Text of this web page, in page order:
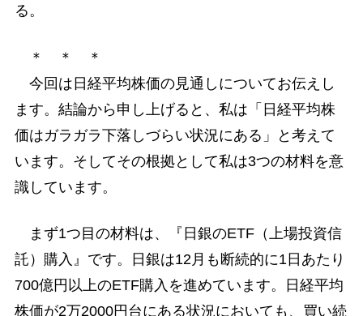
る。
＊ ＊ ＊
今回は日経平均株価の見通しについてお伝えし
ます。結論から申し上げると、私は「日経平均株
価はガラガラ下落しづらい状況にある」と考えて
います。そしてその根拠として私は3つの材料を意
識しています。
まず1つ目の材料は、『日銀のETF（上場投資信
託）購入』です。日銀は12月も断続的に1日あたり
700億円以上のETF購入を進めています。日経平均
株価が2万2000円台にある状況においても、買い続